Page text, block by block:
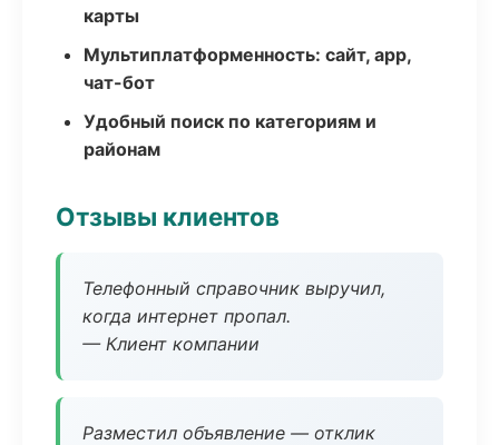
карты
Мультиплатформенность: сайт, app,
чат-бот
Удобный поиск по категориям и
районам
Отзывы клиентов
Телефонный справочник выручил,
когда интернет пропал.
— Клиент компании
Разместил объявление — отклик